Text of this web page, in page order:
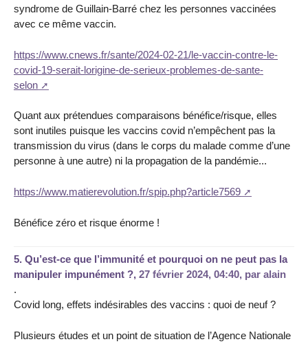
syndrome de Guillain-Barré chez les personnes vaccinées
avec ce même vaccin.
https://www.cnews.fr/sante/2024-02-21/le-vaccin-contre-le-
covid-19-serait-lorigine-de-serieux-problemes-de-sante-
selon
Quant aux prétendues comparaisons bénéfice/risque, elles
sont inutiles puisque les vaccins covid n’empêchent pas la
transmission du virus (dans le corps du malade comme d’une
personne à une autre) ni la propagation de la pandémie...
https://www.matierevolution.fr/spip.php?article7569
Bénéfice zéro et risque énorme !
5. Qu’est-ce que l’immunité et pourquoi on ne peut pas la
manipuler impunément ?, 27 février 2024, 04:40, par alain
.
Covid long, effets indésirables des vaccins : quoi de neuf ?
Plusieurs études et un point de situation de l’Agence Nationale